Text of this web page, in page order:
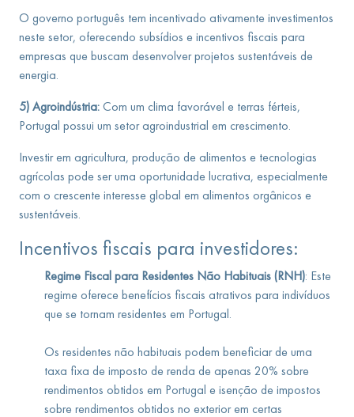
O governo português tem incentivado ativamente investimentos
neste setor, oferecendo subsídios e incentivos fiscais para
empresas que buscam desenvolver projetos sustentáveis de
energia.
5) Agroindústria: Com um clima favorável e terras férteis,
Portugal possui um setor agroindustrial em crescimento.
Investir em agricultura, produção de alimentos e tecnologias
agrícolas pode ser uma oportunidade lucrativa, especialmente
com o crescente interesse global em alimentos orgânicos e
sustentáveis.
Incentivos fiscais para investidores:
Regime Fiscal para Residentes Não Habituais (RNH): Este
regime oferece benefícios fiscais atrativos para indivíduos
que se tornam residentes em Portugal.
Os residentes não habituais podem beneficiar de uma
taxa fixa de imposto de renda de apenas 20% sobre
rendimentos obtidos em Portugal e isenção de impostos
sobre rendimentos obtidos no exterior em certas